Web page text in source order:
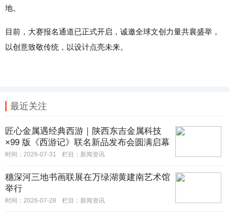
地。
目前，大赛报名通道已正式开启，诚邀全球文创力量共襄盛举，
以创意致敬传统，以设计点亮未来。
最近关注
匠心金属遇经典西游｜陕西东吉金属科技
×99 版《西游记》联名新品发布会圆满启幕
时间：2026-07-31 栏目： 新闻资讯
穗深河三地书画联展在万绿湖黄建南艺术馆
举行
时间：2026-07-28 栏目： 新闻资讯